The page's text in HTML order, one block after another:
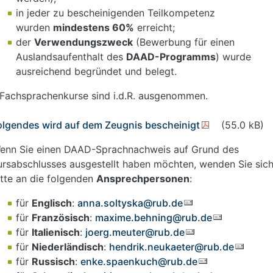
in jeder zu bescheinigenden Teilkompetenz
wurden mindestens 60% erreicht;
der Verwendungszweck (Bewerbung für einen
Auslandsaufenthalt des DAAD-Programms) wurde
ausreichend begründet und belegt.
sind i.d.R. ausgenommen.
wird auf dem Zeugnis bescheinigt
(55.0 kB)
Sie einen DAAD-Sprachnachweis auf Grund des
ausgestellt haben möchten, wenden Sie
an die folgenden Ansprechpersonen:
für Englisch: anna.soltyska@rub.de
für Französisch: maxime.behning@rub.de
für Italienisch: joerg.meuter@rub.de
für Niederländisch: hendrik.neukaeter@rub.de
für Russisch: enke.spaenkuch@rub.de